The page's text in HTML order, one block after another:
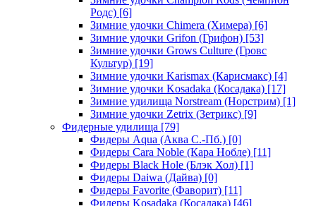
Родс) [6]
Зимние удочки Chimera (Химера) [6]
Зимние удочки Grifon (Грифон) [53]
Зимние удочки Grows Culture (Гровс
Культур) [19]
Зимние удочки Karismax (Карисмакс) [4]
Зимние удочки Kosadaka (Косадака) [17]
Зимние удилища Norstream (Норстрим) [1]
Зимние удочки Zetrix (Зетрикс) [9]
Фидерные удилища [79]
Фидеры Aqua (Аква С.-Пб.) [0]
Фидеры Cara Noble (Кара Нобле) [11]
Фидеры Black Hole (Блэк Хол) [1]
Фидеры Daiwa (Дайва) [0]
Фидеры Favorite (Фаворит) [11]
Фидеры Kosadaka (Косадака) [46]